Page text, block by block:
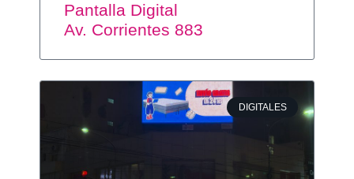
Pantalla Digital
Av. Corrientes 883
DIGITALES